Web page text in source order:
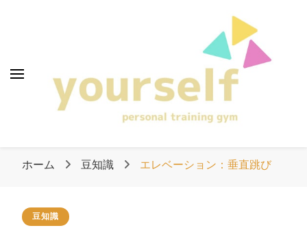
愛知県清須市のパーソ
ナルトレーニングジ
ム「yourself」
ソナルトレーニング
ホーム 豆知識 エレベーション：垂直跳び
豆知識